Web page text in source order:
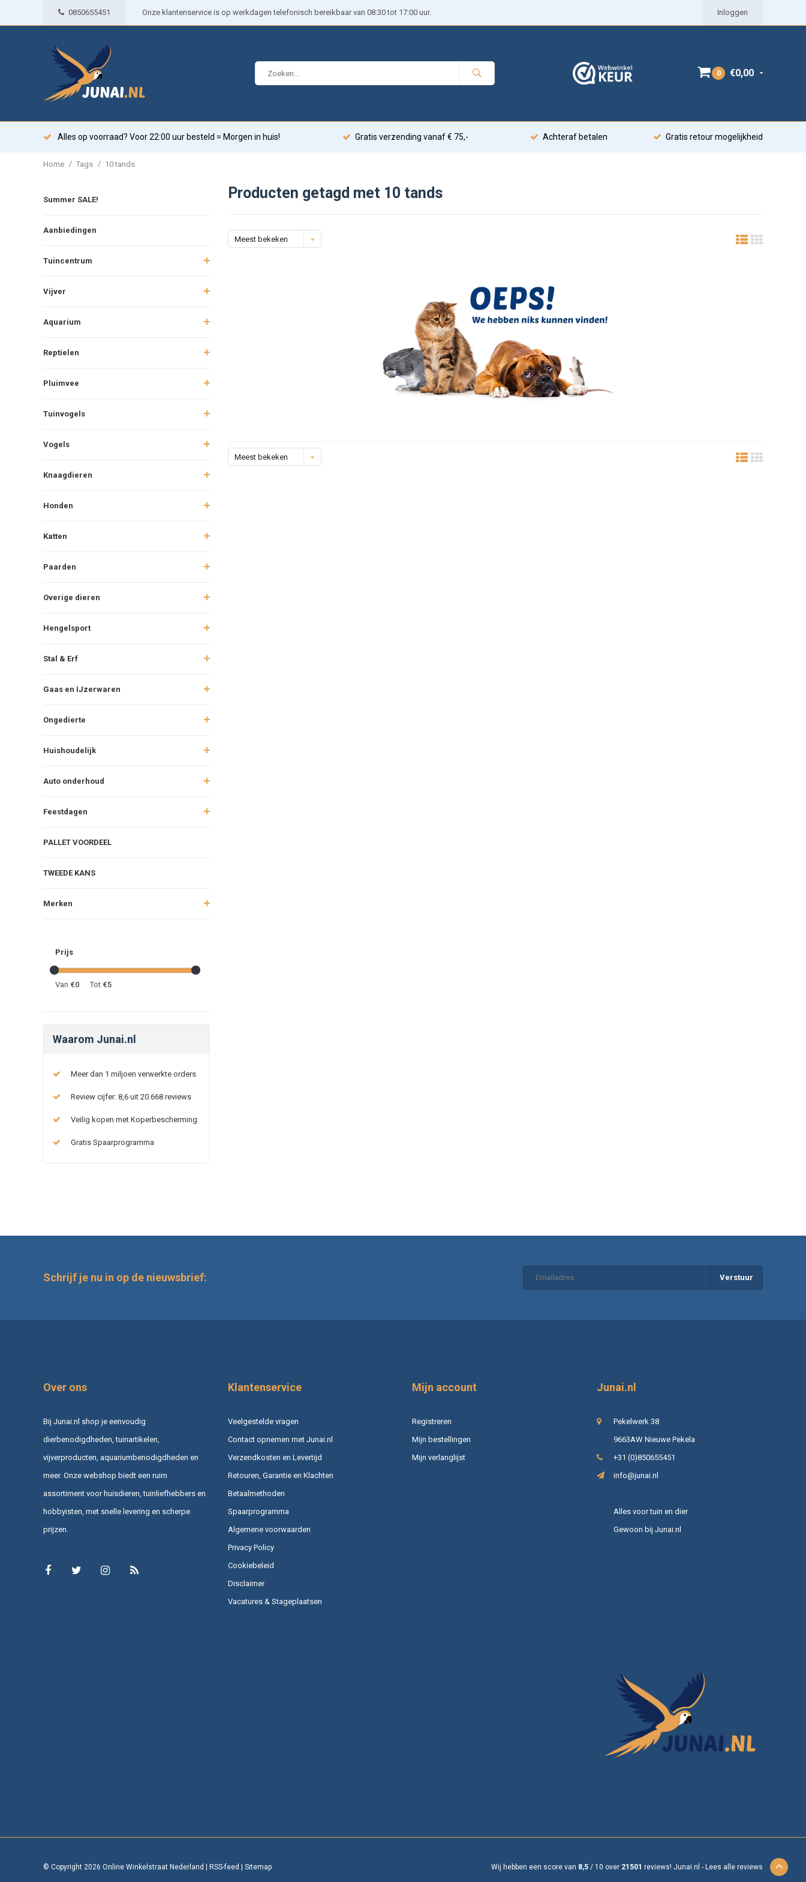
0850655451 Onze klantenservice is op werkdagen telefonisch bereikbaar van 08:30 tot 17:00 uur. Inloggen
0 €0,00
Alles op voorraad? Voor 22:00 uur besteld = Morgen in huis! Gratis verzending vanaf € 75,- Achteraf betalen Gratis retour mogelijkheid
Home / Tags / 10 tands
Summer SALE!
Aanbiedingen
Tuincentrum
Vijver
Aquarium
Reptielen
Pluimvee
Tuinvogels
Vogels
Knaagdieren
Honden
Katten
Paarden
Overige dieren
Hengelsport
Stal & Erf
Gaas en IJzerwaren
Ongedierte
Huishoudelijk
Auto onderhoud
Feestdagen
PALLET VOORDEEL
TWEEDE KANS
Merken
Prijs
Van €0 Tot €5
Waarom Junai.nl
Meer dan 1 miljoen verwerkte orders
Review cijfer: 8,6 uit 20.668 reviews
Veilig kopen met Koperbescherming
Gratis Spaarprogramma
Producten getagd met 10 tands
Meest bekeken
Meest bekeken
Schrijf je nu in op de nieuwsbrief: Verstuur
Over ons
Bij Junai.nl shop je eenvoudig
dierbenodigdheden, tuinartikelen,
vijverproducten, aquariumbenodigdheden en
meer. Onze webshop biedt een ruim
assortiment voor huisdieren, tuinliefhebbers en
hobbyisten, met snelle levering en scherpe
prijzen.
Klantenservice
Veelgestelde vragen
Contact opnemen met Junai.nl
Verzendkosten en Levertijd
Retouren, Garantie en Klachten
Betaalmethoden
Spaarprogramma
Algemene voorwaarden
Privacy Policy
Cookiebeleid
Disclaimer
Vacatures & Stageplaatsen
Mijn account
Registreren
Mijn bestellingen
Mijn verlanglijst
Junai.nl
Pekelwerk 38
9663AW Nieuwe Pekela
+31 (0)850655451
info@junai.nl
Alles voor tuin en dier
Gewoon bij Junai.nl
© Copyright 2026 Online Winkelstraat Nederland | RSS-feed | Sitemap Wij hebben een score van 8,5 / 10 over 21501 reviews! Junai.nl - Lees alle reviews